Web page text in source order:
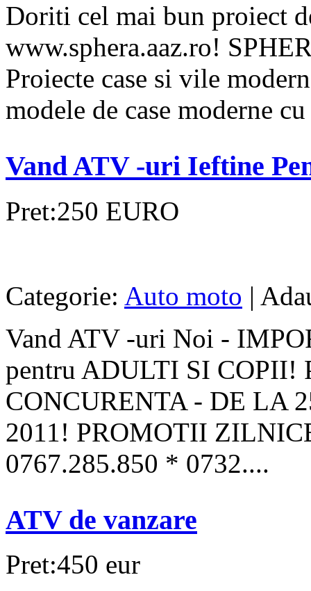
Doriti cel mai bun proiect
www.sphera.aaz.ro!
Proiecte case si vile
modele de case moderne
Vand ATV -uri Ieftine
Pret:250 EURO
Categorie: Auto moto |
Vand ATV -uri Noi -
pentru ADULTI SI COPII!
CONCURENTA - DE LA
2011! PROMOTII
0767.285.850 * 0732....
ATV de vanzare
Pret:450 eur